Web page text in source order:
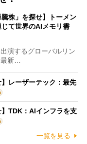
騰株」を探せ】トーメン
て世界のAIメモリ需
演するグローバルリン
最新…
】レーザーテック：最先
】TDK：AIインフラを支
一覧を見る